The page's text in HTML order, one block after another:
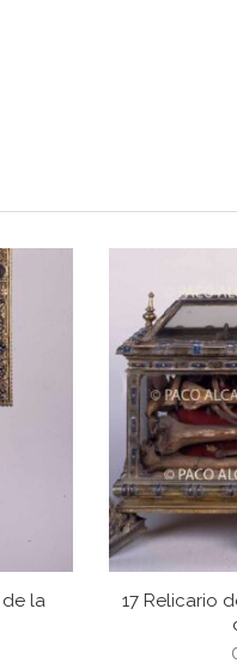
de la
17 Relicario